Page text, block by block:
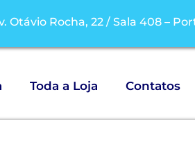
Otávio Rocha, 22 / Sala 408 –
Toda a Loja Contatos